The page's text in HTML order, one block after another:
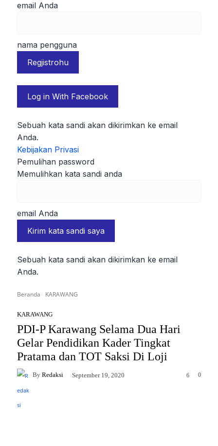
email Anda
nama pengguna
Log in With Facebook
Sebuah kata sandi akan dikirimkan ke email
Anda.
Kebijakan Privasi
Pemulihan password
Memulihkan kata sandi anda
email Anda
Sebuah kata sandi akan dikirimkan ke email
Anda.
Beranda KARAWANG
KARAWANG
PDI-P Karawang Selama Dua Hari
Gelar Pendidikan Kader Tingkat
Pratama dan TOT Saksi Di Loji
By Redaksi September 19, 2020 0
6